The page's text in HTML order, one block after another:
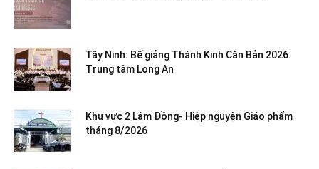
Tây Ninh: Bế giảng Thánh Kinh Căn Bản 2026
Trung tâm Long An
Khu vực 2 Lâm Đồng- Hiệp nguyện Giáo phẩm
tháng 8/2026